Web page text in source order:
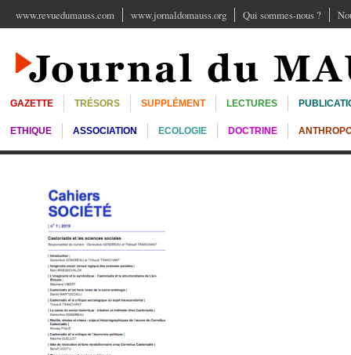
www.revuedumauss.com www.jornaldomauss.org Qui sommes-nous ?
GAZETTE TRÉSORS SUPPLÉMENT LECTURES
ETHIQUE ASSOCIATION ECOLOGIE DOCTRINE